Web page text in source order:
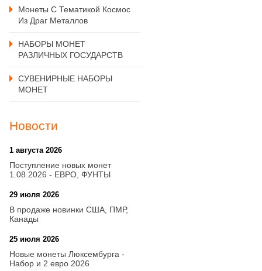
Монеты С Тематикой Космос
Из Драг Металлов
НАБОРЫ МОНЕТ
РАЗЛИЧНЫХ ГОСУДАРСТВ
СУВЕНИРНЫЕ НАБОРЫ
МОНЕТ
Новости
1 августа 2026
Поступление новых монет
1.08.2026 - ЕВРО, ФУНТЫ
29 июля 2026
В продаже новинки США, ПМР,
Канады
25 июля 2026
Новые монеты Люксембурга -
Набор и 2 евро 2026